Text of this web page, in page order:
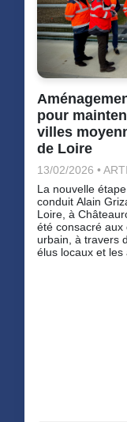
pour
villes
de Loire
13/02/2026 •
La nouvelle
conduit Alain
Loire, à
été consacré aux
urbain, à travers
élus locaux et les